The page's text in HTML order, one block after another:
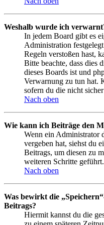
Weshalb wurde ich
In jedem Board gibt es
Administration
Regeln verstoßen hast,
Bitte beachte, dass dies
dieses Boards ist und
Verwarnung zu tun hat.
sofern du die nicht
Nach oben
Wie kann ich Beiträge den
Wenn ein Administrator
vergeben hat, siehst du
Beitrags, um diesen zu
weiteren Schritte geführt.
Nach oben
Was bewirkt die
Beitrags?
Hiermit kannst du die